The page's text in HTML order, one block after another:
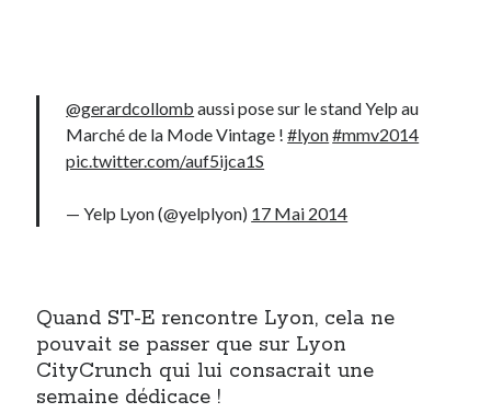
Tavukoi
Vidéos
@gerardcollomb aussi pose sur le stand Yelp au
Marché de la Mode Vintage !#lyon#mmv2014
pic.twitter.com/auf5ijca1S
— Yelp Lyon (@yelplyon) 17 Mai 2014
Quand ST-E rencontre Lyon, cela ne
pouvait se passer que sur Lyon
CityCrunch qui lui consacrait une
semaine dédicace !